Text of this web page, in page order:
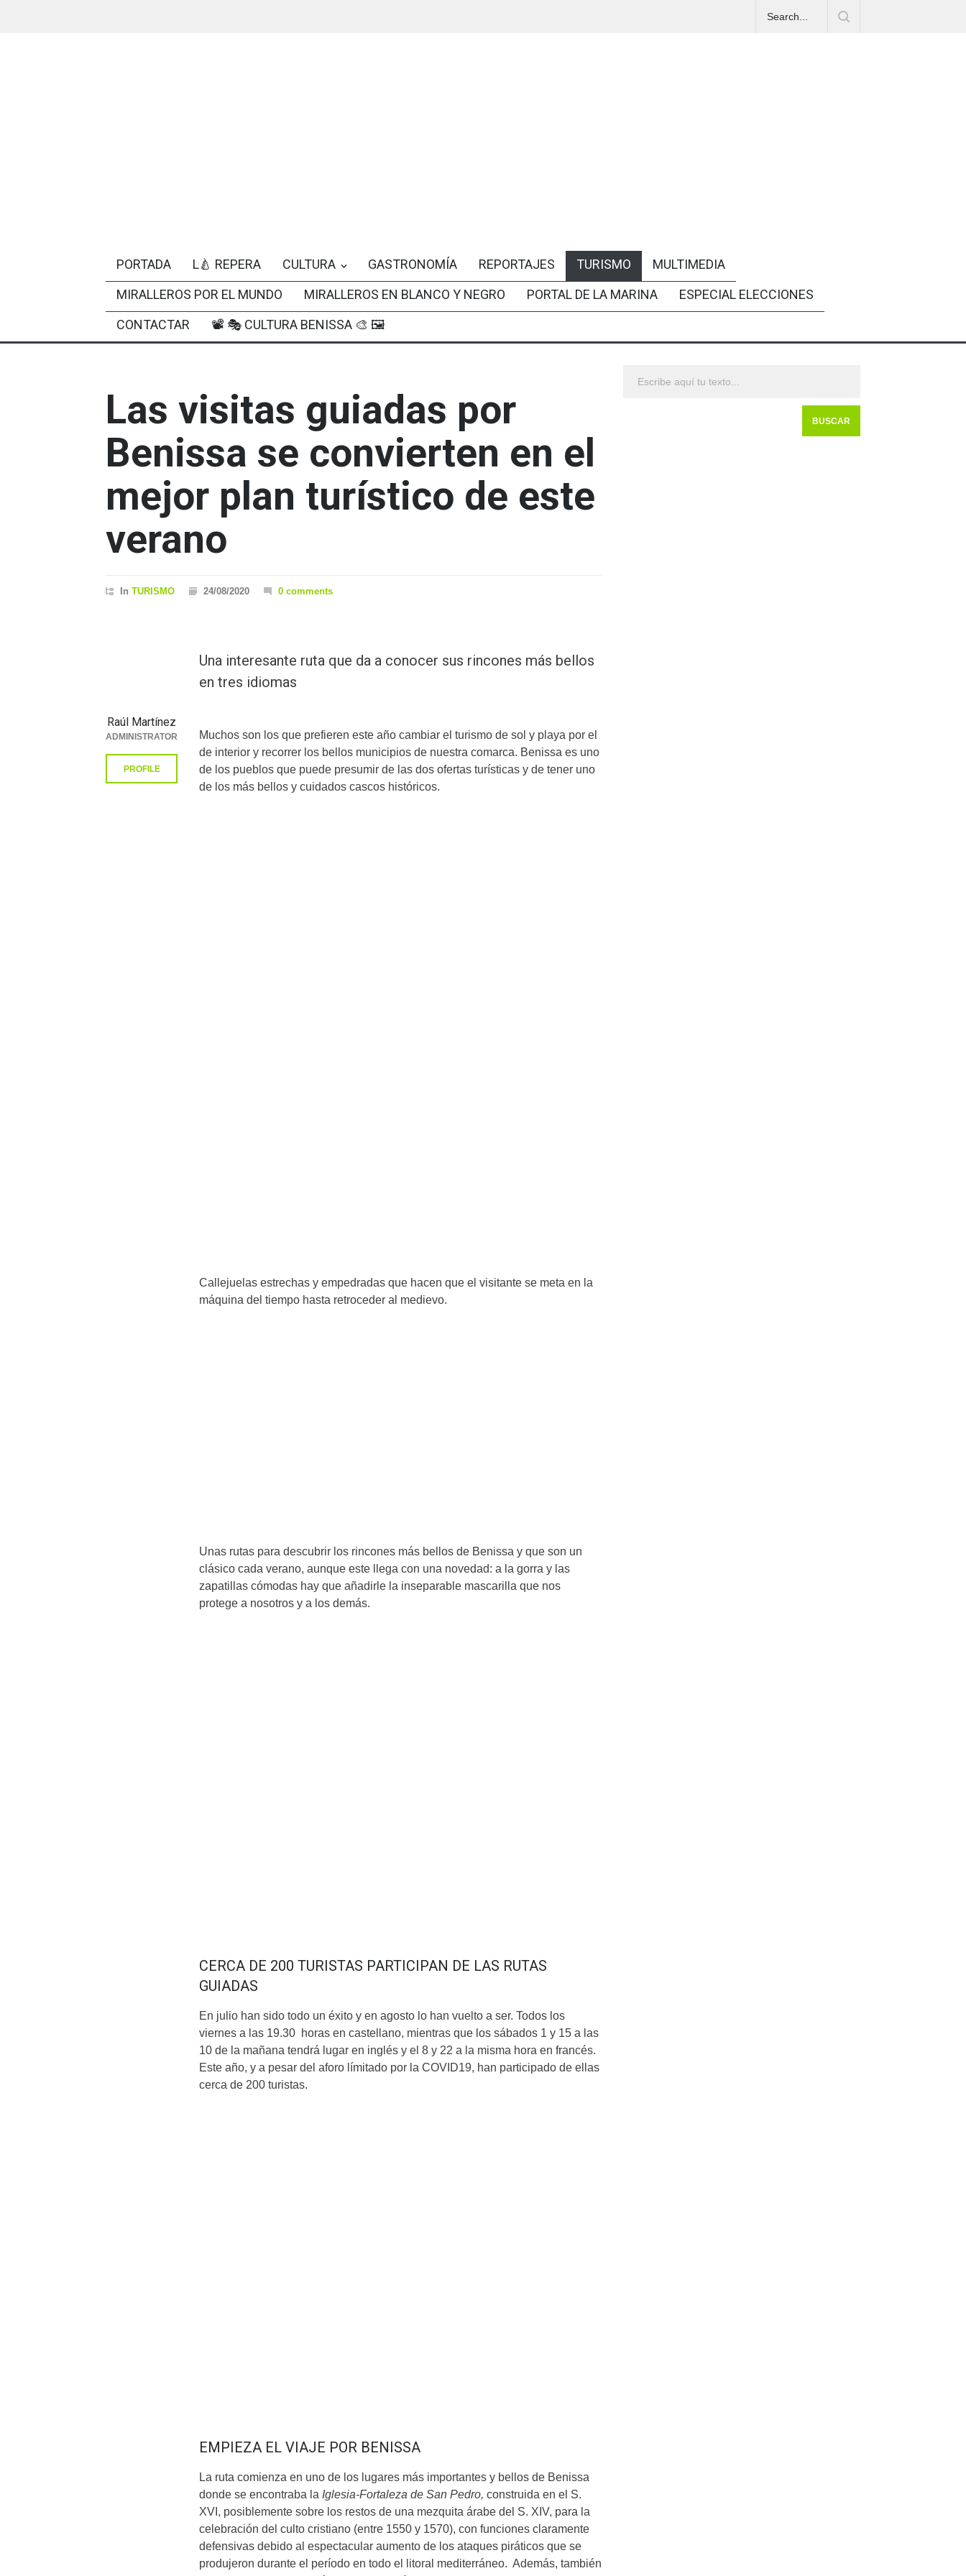
PORTADA L🍐 REPERA CULTURA GASTRONOMÍA REPORTAJES TURISMO
MULTIMEDIA
MIRALLEROS POR EL MUNDO
MIRALLEROS EN BLANCO Y NEGRO PORTAL DE LA MARINA
ESPECIAL ELECCIONES
CONTACTAR
📽 🎭 CULTURA BENISSA 🎨 🖼
Las visitas guiadas por
Benissa se convierten en el
mejor plan turístico de este
verano
In TURISMO 24/08/2020 0 comments
Una interesante ruta que da a conocer sus rincones más bellos
en tres idiomas
Muchos son los que prefieren este año cambiar el turismo de sol y playa por el
de interior y recorrer los bellos municipios de nuestra comarca. Benissa es uno
de los pueblos que puede presumir de las dos ofertas turísticas y de tener uno
de los más bellos y cuidados cascos históricos.
Callejuelas estrechas y empedradas que hacen que el visitante se meta en la
máquina del tiempo hasta retroceder al medievo.
Unas rutas para descubrir los rincones más bellos de Benissa y que son un
clásico cada verano, aunque este llega con una novedad: a la gorra y las
zapatillas cómodas hay que añadirle la inseparable mascarilla que nos
protege a nosotros y a los demás.
CERCA DE 200 TURISTAS PARTICIPAN DE LAS RUTAS
GUIADAS
En julio han sido todo un éxito y en agosto lo han vuelto a ser. Todos los
viernes a las 19.30 horas en castellano, mientras que los sábados 1 y 15 a las
10 de la mañana tendrá lugar en inglés y el 8 y 22 a la misma hora en francés.
Este año, y a pesar del aforo límitado por la COVID19, han participado de ellas
cerca de 200 turistas.
EMPIEZA EL VIAJE POR BENISSA
La ruta comienza en uno de los lugares más importantes y bellos de Benissa
donde se encontraba la Iglesia-Fortaleza de San Pedro, construida en el S.
XVI, posiblemente sobre los restos de una mezquita árabe del S. XIV, para la
celebración del culto cristiano (entre 1550 y 1570), con funciones claramente
defensivas debido al espectacular aumento de los ataques piráticos que se
produjeron durante el período en todo el litoral mediterráneo. Además, también
Raúl Martínez
ADMINISTRATOR
PROFILE